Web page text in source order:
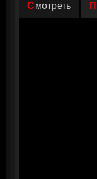
Смотреть